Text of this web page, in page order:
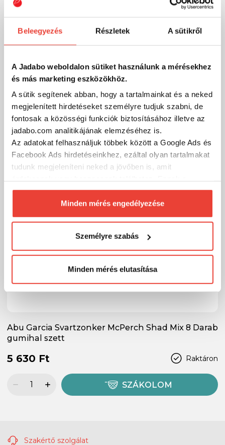
Beleegyezés Részletek A sütikről
A Jadabo weboldalon sütiket használunk a mérésekhez
és más marketing eszközökhöz.
A sütik segítenek abban, hogy a tartalmainkat és a neked
megjelenített hirdetéseket személyre tudjuk szabni, de
fontosak a közösségi funkciók biztosításához illetve az
jadabo.com analitikájának elemzéséhez is.
Az adatokat felhasználjuk többek között a Google Ads és
Facebook Ads hirdetéseinkhez, ezáltal olyan tartalmakat
tudunk megjeleníteni neked a jövőben is, amit
biztosításához arra kérünk, hogy engedd meg
számunkra minden mérés használatát.
Természetesensoha semmilyen formában nem fogunk
megváltoztathatod a döntésed ezzel kapcsolatban.
Előre is köszönjük!
Minden mérés engedélyezése
Személyre szabás
Minden mérés elutasítása
Szűrés (1)
Abu Garcia Svartzonker McPerch Shad Mix 8 Darab
gumihal szett
Raktáron
5 630 Ft
SZÁKOLOM
Szakértő szolgálat